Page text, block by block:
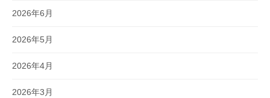
2026年6月
2026年5月
2026年4月
2026年3月